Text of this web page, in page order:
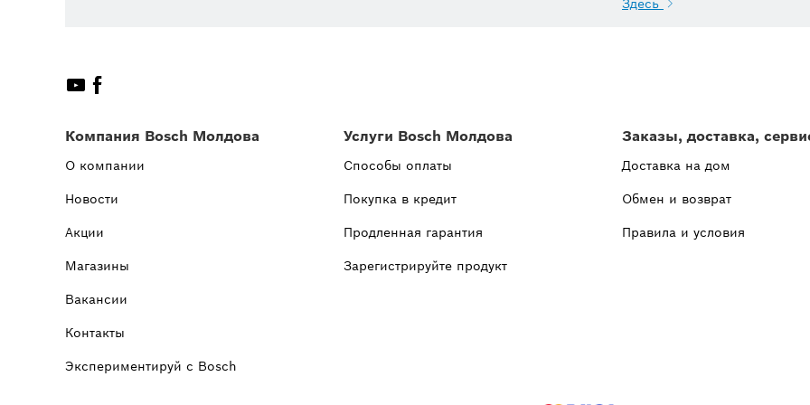
Здесь
Компания Bosch Молдова
О компании
Новости
Акции
Магазины
Вакансии
Контакты
Экспериментируй с Bosch
Услуги Bosch Молдова
Способы оплаты
Покупка в кредит
Продленная гарантия
Зарегистрируйте продукт
Заказы, доставка,
Доставка на дом
Обмен и возврат
Правила и условия